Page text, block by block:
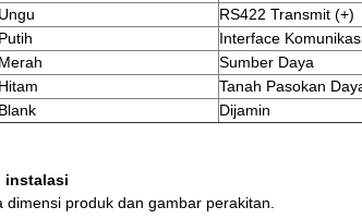
Ungu
RS422 Transmit (+)
Putih
Interface
Merah
Sumber Daya
Hitam
Tanah Pasokan
Blank Dijamin
instalasi
produk dan gambar perakitan.